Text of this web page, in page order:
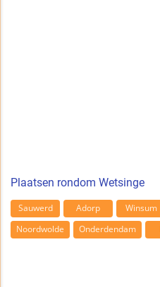
Plaatsen rondom Wetsinge
Sauwerd Adorp Winsum
Noordwolde
Onderdendam